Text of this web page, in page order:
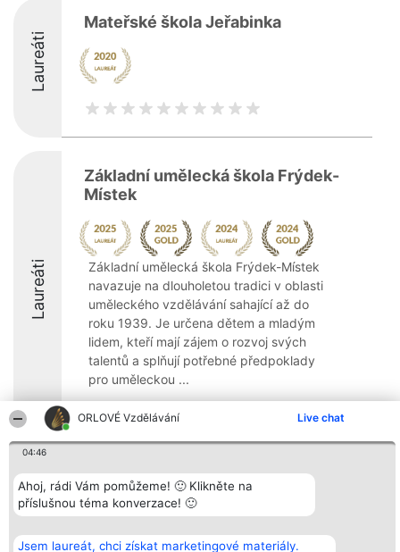
ORLOVÉ Vzdělávání Live chat
04:46
Ahoj, rádi Vám pomůžeme! 🙂 Klikněte na
příslušnou téma konverzace! 🙂
Jsem laureát, chci získat marketingové materiály.
Laureáti
Mateřské škola Jeřabinka
Laureáti
Základní umělecká škola Frýdek-
Místek
Základní umělecká škola Frýdek-Místek
navazuje na dlouholetou tradici v oblasti
uměleckého vzdělávání sahající až do
roku 1939. Je určena dětem a mladým
lidem, kteří mají zájem o rozvoj svých
talentů a splňují potřebné předpoklady
pro uměleckou ...
8.7
Organizátor hlasování
Bright Side Solutions sp. z o.
o. sp. k.
ul. Ruska 22
KRS 0000749100 | Regon
Plebiscyt
Vítězové
Seznam všech
laureátů
Pravidla
Kontakt